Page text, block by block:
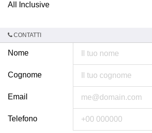
All Inclusive
CONTATTI
Nome
Cognome
Email
Telefono